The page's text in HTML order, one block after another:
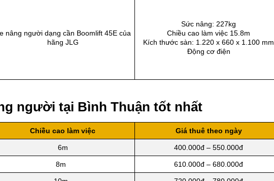
nâng người dạng cần Boomlift 45E của
hãng JLG
Sức nâng: 227kg
Chiều cao làm việc 15.8m
Kích thước sàn: 1.220 x 660 x 1.100 mm
Động cơ điện
người tại Bình Thuận tốt nhất
Chiều cao làm việc Giá thuê theo ngày
6m 400.000đ – 550.000đ
8m 610.000đ – 680.000đ